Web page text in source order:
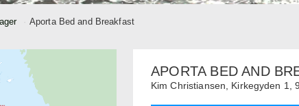
Aporta Bed and Breakfast
APORTA BED AND
Kim Christiansen, Kirkegyden 1,